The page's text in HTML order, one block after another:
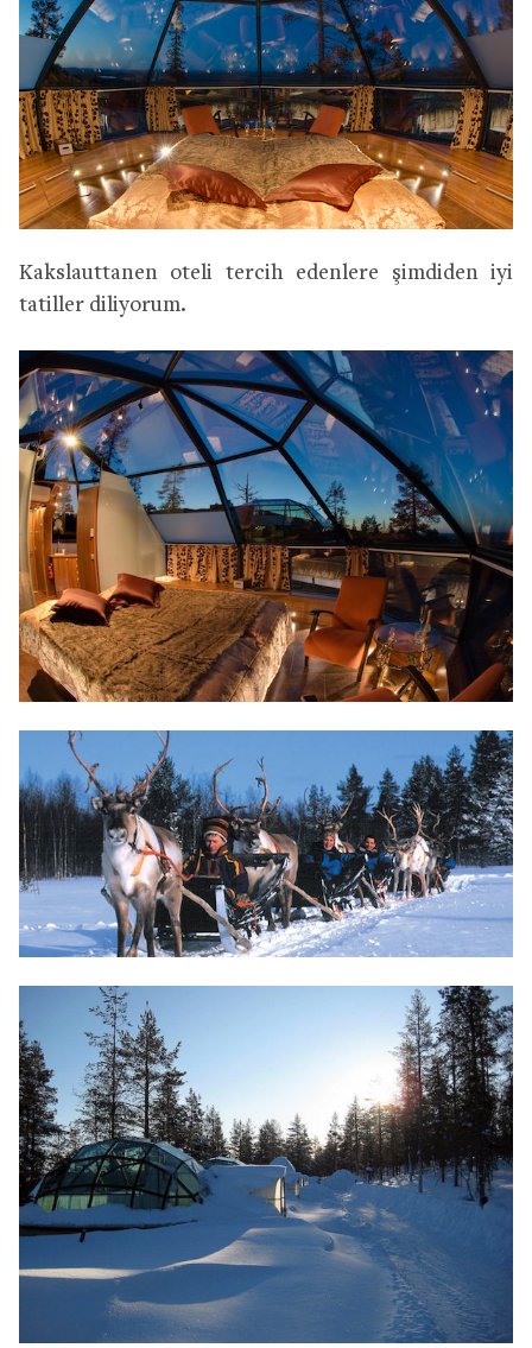
Kakslauttanen oteli tercih edenlere şimdiden iyi
tatiller diliyorum.